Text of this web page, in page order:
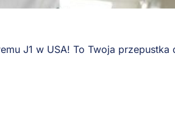
J1 w USA! To Twoja